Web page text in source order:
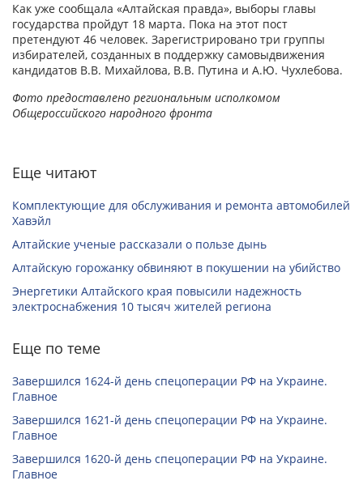
Как уже сообщала «Алтайская правда», выборы главы
государства пройдут 18 марта. Пока на этот пост
претендуют 46 человек. Зарегистрировано три группы
избирателей, созданных в поддержку самовыдвижения
кандидатов В.В. Михайлова, В.В. Путина и А.Ю. Чухлебова.
Фото предоставлено региональным исполкомом
Общероссийского народного фронта
Еще читают
Комплектующие для обслуживания и ремонта автомобилей
Хавэйл
Алтайские ученые рассказали о пользе дынь
Алтайскую горожанку обвиняют в покушении на убийство
Энергетики Алтайского края повысили надежность
электроснабжения 10 тысяч жителей региона
Еще по теме
Завершился 1624-й день спецоперации РФ на Украине.
Главное
Завершился 1621-й день спецоперации РФ на Украине.
Главное
Завершился 1620-й день спецоперации РФ на Украине.
Главное